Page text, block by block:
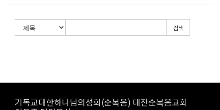
검색
기독교대한하나님의성회(순복음) 대전순복음교회